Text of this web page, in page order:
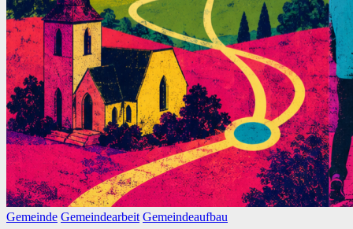
Posted
Gemeinde Gemeindearbeit Gemeindeaufbau